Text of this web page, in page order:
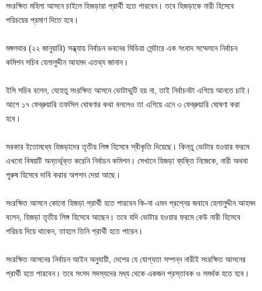
সংরক্ষিত মহিলা আসনে চাইলে হিজড়ারা প্রার্থী হতে পারবেন। তবে হিজড়াকে নারী হিসেবে
পরিচয়ের প্রমাণ দিতে হবে।
মঙ্গলবার (২২ জানুয়ারি) সন্ধ্যায় নির্বাচন ভবনের মিডিয়া সেন্টারে এক সংবাদ সম্মেলনে নির্বাচন
কমিশন সচিব হেলালুদ্দীন আহমদ এতথ্য জানান।
ইসি সচিব বলেন, যেহেতু সংরক্ষিত আসনে ভোটাভুটি হয় না, তাই নির্বাচনটা এগিয়ে আনতে চাই।
আগে ১৭ ফেব্রুয়ারি তফসিল ঘোষণার কথা বললেও তা এগিয়ে এনে ৩ ফেব্রুয়ারি ঘোষণা করা
হবে।
সরকার ইতোমধ্যে হিজড়াদের তৃতীয় লিঙ্গ হিসেবে স্বীকৃতি দিয়েছে। কিন্তু ভোটার হওয়ার ফরমে
এখনো বিষয়টি অন্তর্ভূক্ত করেনি নির্বাচন কমিশন। সেখানে হিজড়া ব্যক্তি নিজেকে, নারী অথবা
পুরুষ হিসেবে দাবি করার অপশন দেয়া আছে।
সংরক্ষিত আসনে কোনো হিজড়া প্রার্থী হতে পারবেন কি-না এমন প্রশ্নের জবাবে হেলালুদ্দীন আহমদ
বলেন, হিজড়া তৃতীয় লিঙ্গ হিসেবে আছেন। তবে যদি ভোটার হওয়ার ফরমে কেউ নারী হিসেবে
পরিচয় দিয়ে থাকেন, তাহলে তিনি প্রার্থী হতে পারেন।
সংরক্ষিত আসনের নির্বাচন আইন অনুযায়ী, দেশের যে যোগ্যতা সম্পন্ন নারীই সংরক্ষিত আসনের
প্রার্থী হতে পারবেন। তবে সংসদ সদস্যদের মধ্য থেকে একজন প্রস্তাবক ও সমর্থক হতে হবে।